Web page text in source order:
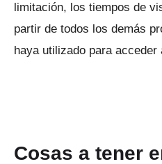
limitación, los tiempos de
partir de todos los demás
haya utilizado para acceder
Cosas a tener